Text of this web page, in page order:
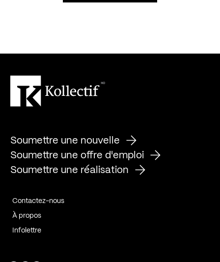
Soumettre une nouvelle
Soumettre une offre d'emploi
Soumettre une réalisation
Contactez-nous
À propos
Infolettre